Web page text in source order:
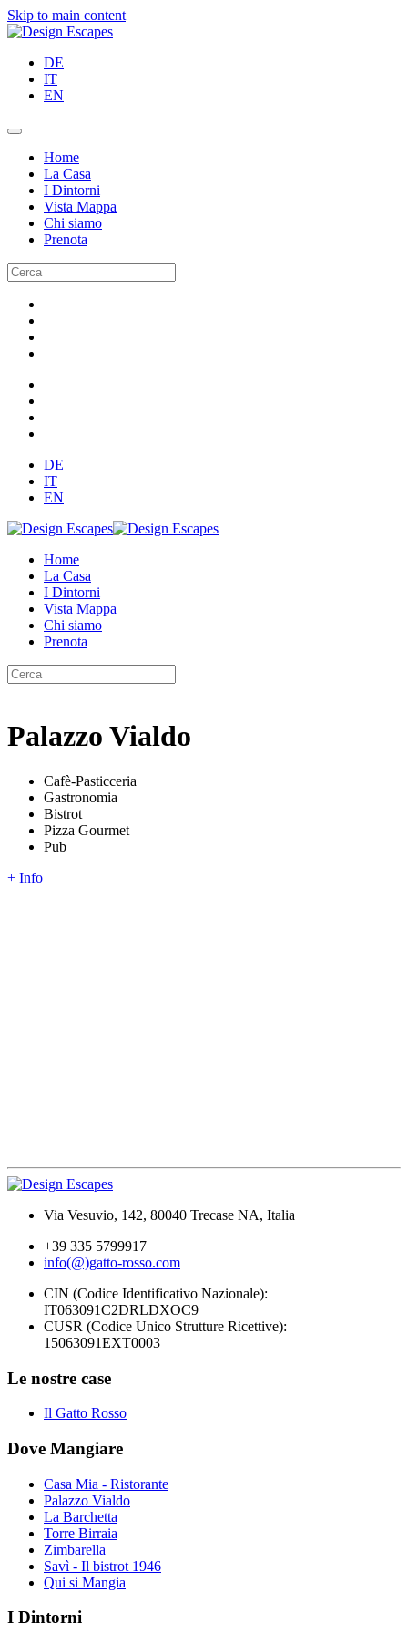
Skip to main content
DE
IT
EN
Home
La Casa
I Dintorni
Vista Mappa
Chi siamo
Prenota
DE
IT
EN
Home
La Casa
I Dintorni
Vista Mappa
Chi siamo
Prenota
Palazzo Vialdo
Cafè-Pasticceria
Gastronomia
Bistrot
Pizza Gourmet
Pub
+ Info
Via Vesuvio, 142, 80040 Trecase NA, Italia
+39 335 5799917
info(@)gatto-rosso.com
CIN (Codice Identificativo Nazionale):
IT063091C2DRLDXOC9
CUSR (Codice Unico Strutture Ricettive):
15063091EXT0003
Le nostre case
Il Gatto Rosso
Dove Mangiare
Casa Mia - Ristorante
Palazzo Vialdo
La Barchetta
Torre Birraia
Zimbarella
Savì - Il bistrot 1946
Qui si Mangia
I Dintorni